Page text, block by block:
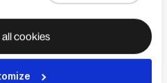
cookies